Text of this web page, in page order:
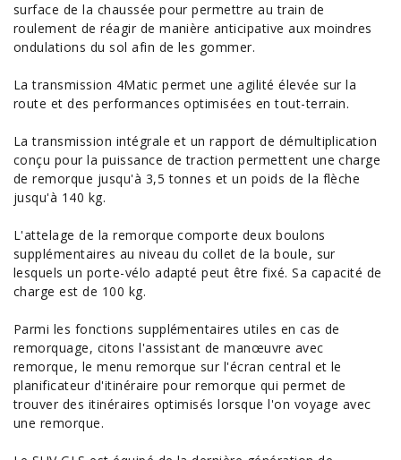
surface de la chaussée pour permettre au train de
roulement de réagir de manière anticipative aux moindres
ondulations du sol afin de les gommer.
La transmission 4Matic permet une agilité élevée sur la
route et desperformances optimisées en tout-terrain.
La transmission intégrale et un rapport de démultiplication
conçu pour la puissance de traction permettent une charge
de remorque jusqu'à 3,5 tonnes et un poids de la flèche
jusqu'à 140 kg.
L'attelage de la remorque comporte deux boulons
supplémentaires au niveau du collet de la boule, sur
lesquels un porte-vélo adapté peut être fixé. Sa capacité de
charge est de 100 kg.
Parmi les fonctions supplémentaires utiles en cas de
remorquage, citons l'assistant de manœuvre avec
remorque, le menu remorque sur l'écran central et le
planificateur d'itinéraire pour remorque qui permet de
trouver des itinéraires optimisés lorsque l'on voyage avec
une remorque.